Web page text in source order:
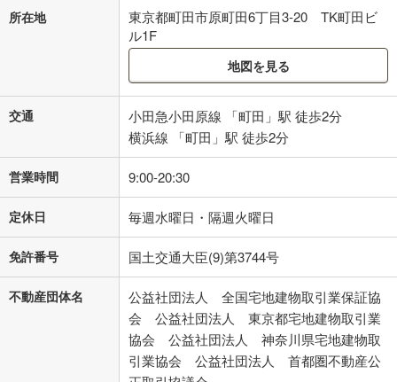
所在地
東京都町田市原町田6丁目3-20 TK町田ビ
ル1F
地図を見る
交通
小田急小田原線 「町田」駅 徒歩2分
横浜線 「町田」駅 徒歩2分
営業時間 9:00-20:30
定休日 毎週水曜日・隔週火曜日
免許番号 国土交通大臣(9)第3744号
不動産団体名
公益社団法人 全国宅地建物取引業保証協
会 公益社団法人 東京都宅地建物取引業
協会 公益社団法人 神奈川県宅地建物取
引業協会 公益社団法人 首都圏不動産公